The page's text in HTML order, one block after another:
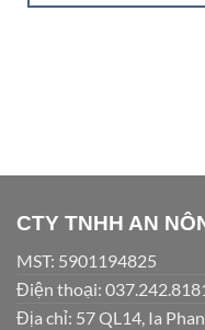
CTY TNHH AN
MST: 5901194825
Điện thoại:
Địa chỉ: 57 QL14, Ia